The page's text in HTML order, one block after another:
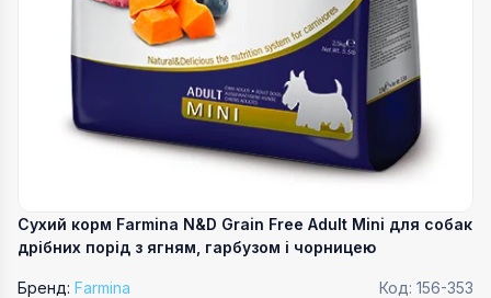
Сухий корм Farmina N&D Grain Free Adult Mini для собак
дрібних порід з ягням, гарбузом і чорницею
Бренд: Farmina Код: 156-353